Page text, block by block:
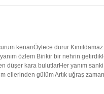
kenarıÖylece durur Kımıldamaz
yanım özlem Birikir bir nehrin
düşer kara bulutlarHer yanım
ellerinden gülüm Artık uğraş